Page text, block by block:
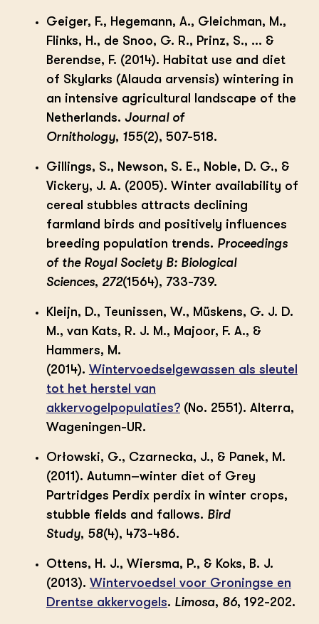
Geiger, F., Hegemann, A., Gleichman, M.,
Flinks, H., de Snoo, G. R., Prinz, S., ... &
Berendse, F. (2014). Habitat use and diet
of Skylarks (Alauda arvensis) wintering in
an intensive agricultural landscape of the
Netherlands. Journal of
Ornithology, 155(2), 507-518.
Gillings, S., Newson, S. E., Noble, D. G., &
Vickery, J. A. (2005). Winter availability of
cereal stubbles attracts declining
farmland birds and positively influences
breeding population trends. Proceedings
of the Royal Society B: Biological
Sciences, 272(1564), 733-739.
Kleijn, D., Teunissen, W., Müskens, G. J. D.
M., van Kats, R. J. M., Majoor, F. A., &
Hammers, M.
(2014). Wintervoedselgewassen als sleutel
tot het herstel van
akkervogelpopulaties?(No. 2551). Alterra,
Wageningen-UR.
Orłowski, G., Czarnecka, J., & Panek, M.
(2011). Autumn–winter diet of Grey
Partridges Perdix perdix in winter crops,
stubble fields and fallows. Bird
Study, 58(4), 473-486.
Ottens, H. J., Wiersma, P., & Koks, B. J.
(2013). Wintervoedsel voor Groningse en
Drentse akkervogels. Limosa, 86, 192-202.